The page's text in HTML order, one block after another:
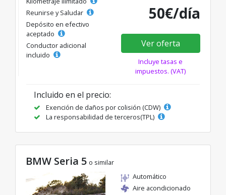
Reunirse y Saludar
Depósito en efectivo
aceptado
Conductor adicional
incluido
50€/día
Ver oferta
Incluye tasas e
impuestos. (VAT)
Incluido en el precio:
Exención de daños por colisión (CDW)
La responsabilidad de terceros(TPL)
BMW Seria 5 o similar
Automático
Aire acondicionado